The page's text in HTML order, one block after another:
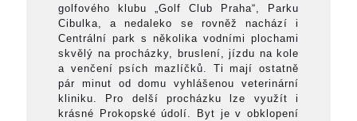
golfového klubu „Golf Club Praha“, Parku
Cibulka, a nedaleko se rovněž nachází i
Centrální park s několika vodními plochami
skvělý na procházky, bruslení, jízdu na kole
a venčení psích mazlíčků. Ti mají ostatně
pár minut od domu vyhlášenou veterinární
kliniku. Pro delší procházku lze využít i
krásné Prokopské údolí. Byt je v obklopení